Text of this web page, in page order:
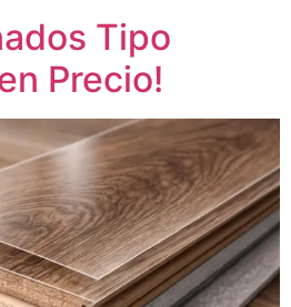
Tipo
Precio!